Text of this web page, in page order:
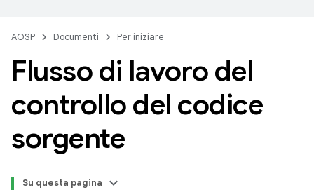
AOSP Documenti Per iniziare
Flusso di lavoro del
controllo del codice
sorgente
Su questa pagina